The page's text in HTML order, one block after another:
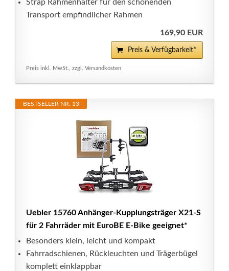
Strap Rahmenhalter für den schonenden
Transport empfindlicher Rahmen
169,90 EUR
Preis & Verfügbarkeit*
Preis inkl. MwSt., zzgl. Versandkosten
BESTSELLER NR. 13
Uebler 15760 Anhänger-Kupplungsträger X21-S
für 2 Fahrräder mit EuroBE E-Bike geeignet*
Besonders klein, leicht und kompakt
Fahrradschienen, Rückleuchten und Trägerbügel
komplett einklappbar